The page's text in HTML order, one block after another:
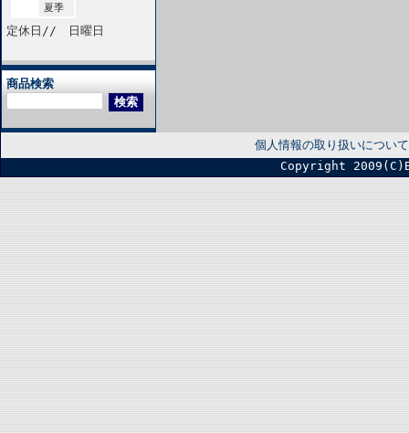
夏季
定休日// 日曜日
商品検索
個人情報の取り扱いについて
Copyright